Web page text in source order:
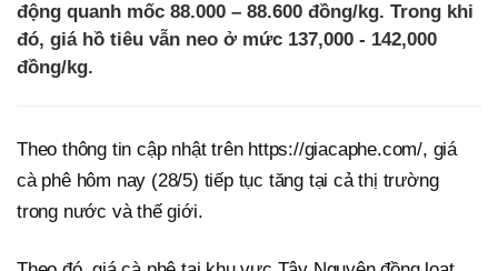
động quanh mốc 88.000 – 88.600 đồng/kg. Trong khi
đó, giá hồ tiêu vẫn neo ở mức 137,000 - 142,000
đồng/kg.
Theo thông tin cập nhật trên https://giacaphe.com/, giá
cà phê hôm nay (28/5) tiếp tục tăng tại cả thị trường
trong nước và thế giới.